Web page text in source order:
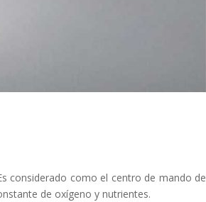
considerado como el centro de mando de
de oxígeno y nutrientes.